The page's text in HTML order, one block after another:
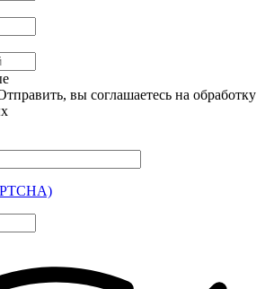
вы соглашаетесь на обработку